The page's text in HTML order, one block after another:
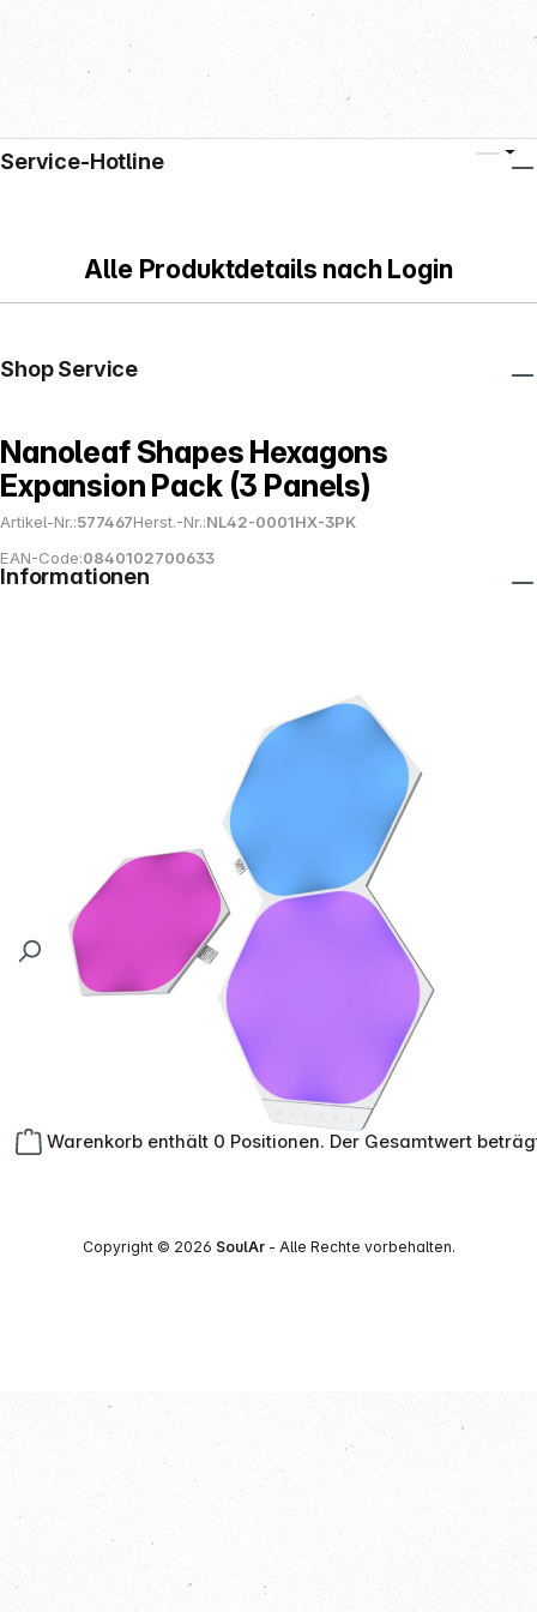
Warenkorb enthält 0 Positionen. Der Gesamtwert
Alle Produktdetails nach Login
Nanoleaf Shapes Hexagons
Expansion Pack (3 Panels)
Artikel-Nr.:577467Herst.-Nr.:NL42-0001HX-3PK
EAN-Code:0840102700633
Service-Hotline
Shop Service
Informationen
Copyright © 2026 SoulAr- Alle Rechte vorbehalten.